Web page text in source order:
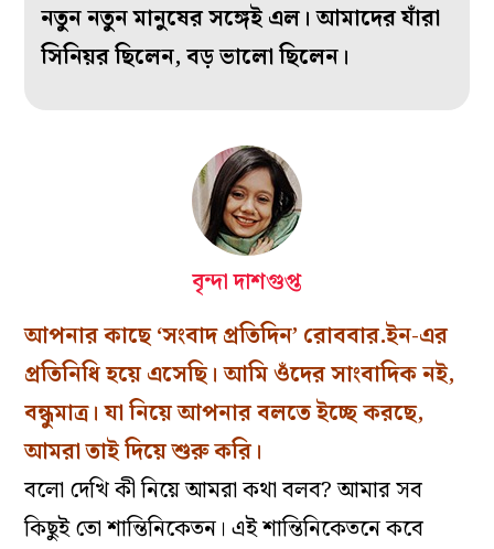
নতুন নতুন মানুষের সঙ্গেই এল। আমাদের যাঁরা
সিনিয়র ছিলেন, বড় ভালো ছিলেন।
বৃন্দা দাশগুপ্ত
আপনার কাছে ‘সংবাদ প্রতিদিন’ রোববার.ইন-এর
প্রতিনিধি হয়ে এসেছি। আমি ওঁদের সাংবাদিক নই,
বন্ধুমাত্র। যা নিয়ে আপনার বলতে ইচ্ছে করছে,
আমরা তাই দিয়ে শুরু করি।
বলো দেখি কী নিয়ে আমরা কথা বলব? আমার সব
কিছুই তো শান্তিনিকেতন। এই শান্তিনিকেতনে কবে